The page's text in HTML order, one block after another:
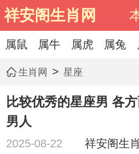
祥安阁生肖网
属鼠 属牛 属虎 属兔
生肖网 > 星座
比较优秀的星座男 各
男人
2025-08-22 祥安阁生